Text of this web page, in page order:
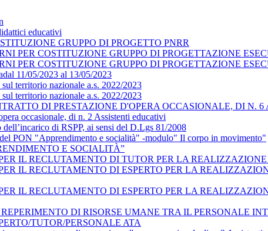
educativi
GRUPPO DI PROGETTO PNRR
PER COSTITUZIONE GRUPPO DI PROGETTAZIONE
PER COSTITUZIONE GRUPPO DI PROGETTAZIONE
11/05/2023 al 13/05/2023
territorio nazionale a.s. 2022/2023
territorio nazionale a.s. 2022/2023
DI PRESTAZIONE D'OPERA OCCASIONALE, DI N.
occasionale, di n. 2 Assistenti educativi
di RSPP, ai sensi del D.Lgs 81/2008
PON "Apprendimento e socialità" -modulo" Il corpo in movimento"
E SOCIALITÀ”
IL RECLUTAMENTO DI TUTOR PER LA REALIZZAZIONE
IL RECLUTAMENTO DI ESPERTO PER LA
IL RECLUTAMENTO DI ESPERTO PER LA
DI RISORSE UMANE TRA IL PERSONALE
TUTOR/PERSONALE ATA